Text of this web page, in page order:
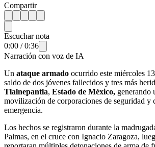
Compartir
Escuchar nota
0:00 /0:36
Narración con voz de IA
Un ataque armado ocurrido este miércoles
saldo de dos jóvenes fallecidos y tres más
Tlalnepantla, Estado de México, generando
movilización de corporaciones de seguridad y
emergencia.
Los hechos se registraron durante la
Palmas, en el cruce con Ignacio Zaragoza,